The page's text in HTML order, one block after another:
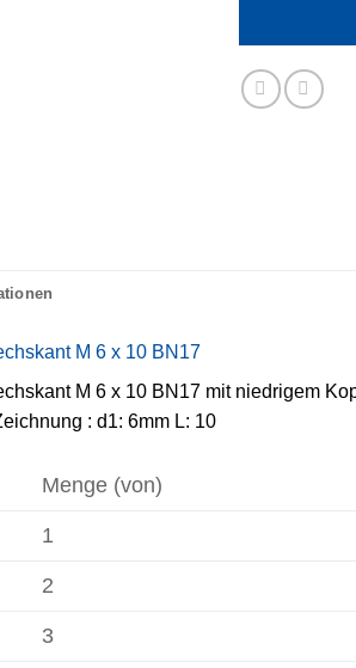
M 6 x 10 BN17
M 6 x 10 BN17 mit niedrigem
: d1: 6mm L: 10
Menge (von)
1
2
3